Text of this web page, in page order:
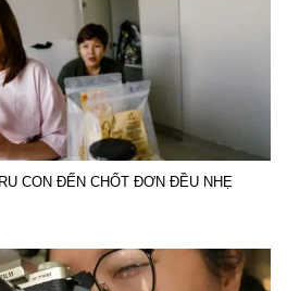
CON ĐẾN CHỐT ĐƠN ĐỀU NHẸ